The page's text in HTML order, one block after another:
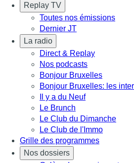
Replay TV
Toutes nos émissions
Dernier JT
La radio
Direct & Replay
Nos podcasts
Bonjour Bruxelles
Bonjour Bruxelles: les
Il y a du Neuf
Le Brunch
Le Club du Dimanche
Le Club de l'Immo
Grille des programmes
Nos dossiers